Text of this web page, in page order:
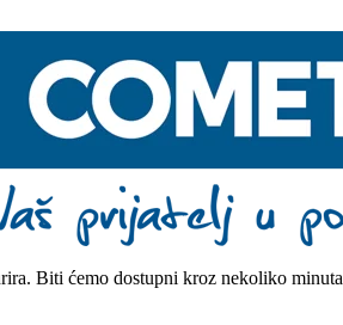
Biti ćemo dostupni kroz nekoliko minuta